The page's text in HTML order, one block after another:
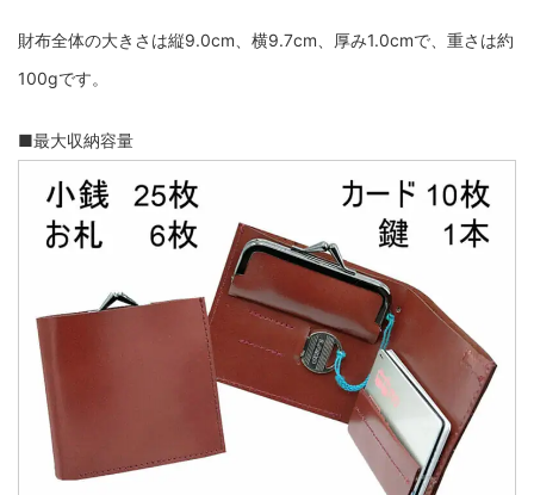
財布全体の大きさは縦9.0cm、横9.7cm、厚み1.0cmで、重さは約
100gです。
■最大収納容量